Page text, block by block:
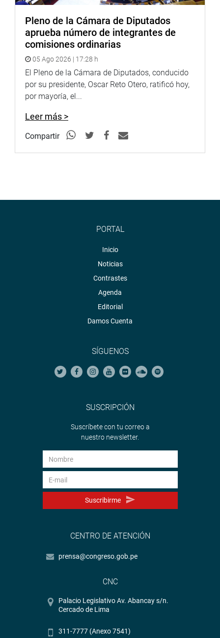
Pleno de la Cámara de Diputados
aprueba número de integrantes de
comisiones ordinarias
05 Ago 2026 | 17:28 h
El Pleno de la Cámara de Diputados, conducido
por su presidente, Oscar Reto Otero, ratificó hoy,
por mayoría, el...
Leer más >
Compartir
PORTAL
Inicio
Noticias
Contrastes
Agenda
Editorial
Damos Cuenta
SÍGUENOS
SUSCRIPCIÓN
Suscríbete con tu correo a
nuestro newsletter.
Suscribirme
CENTRO DE ATENCIÓN
prensa@congreso.gob.pe
CNC
Palacio Legislativo Av. Abancay s/n.
Cercado de Lima
311-7777 (Anexo 7541)